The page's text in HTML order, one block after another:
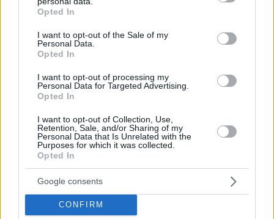
grant or deny consent to Google and its third-party tags to
use your data for below specified purposes in below Google
consent section.
Opted In
I want to opt-out of the Sale of my
Personal Data.
Opted In
I want to opt-out of processing my
Personal Data for Targeted Advertising.
Opted In
I want to opt-out of Collection, Use,
Retention, Sale, and/or Sharing of my
Personal Data that Is Unrelated with the
Purposes for which it was collected.
Opted In
Google consents
CONFIRM
Ανεύρυσμα: Απλό τεστ του αντίχειρα προμηνύει
τον αυξημένο κίνδυνο – Γίνεται σε 1 λεπτό